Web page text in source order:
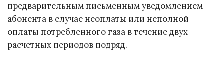
предварительным письменным уведомлением
абонента в случае неоплаты или неполной
оплаты потребленного газа в течение двух
расчетных периодов подряд.